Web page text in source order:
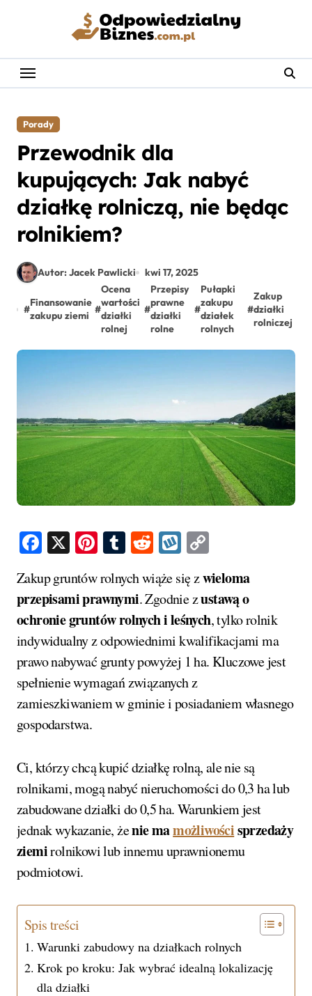
Porady
Przewodnik dla
kupujących: Jak nabyć
działkę rolniczą, nie będąc
rolnikiem?
Autor: Jacek Pawlicki kwi 17, 2025
#
Finansowanie
zakupu ziemi
#
Ocena
wartości
działki
rolnej
#
Przepisy
prawne
działki
rolne
#
Pułapki
zakupu
działek
rolnych
#
Zakup
działki
rolniczej
Facebook
X Pinterest
Tumblr
RedditWykop
Zakup gruntów rolnych wiąże się zwieloma
przepisami prawnymi. Zgodnie zustawą o
ochronie gruntów rolnych i leśnych, tylko rolnik
indywidualny z odpowiednimi kwalifikacjami ma
prawo nabywać grunty powyżej 1 ha. Kluczowe jest
spełnienie wymagań związanych z
zamieszkiwaniem w gminie i posiadaniem własnego
gospodarstwa.
Ci, którzy chcą kupić działkę rolną, ale nie są
rolnikami, mogą nabyć nieruchomości do 0,3 ha lub
zabudowane działki do 0,5 ha. Warunkiem jest
jednak wykazanie, żenie mamożliwościsprzedaży
ziemirolnikowi lub innemu uprawnionemu
podmiotowi.
Spis treści
Warunki zabudowy na działkach rolnych
Krok po kroku: Jak wybrać idealną lokalizację
dla działki